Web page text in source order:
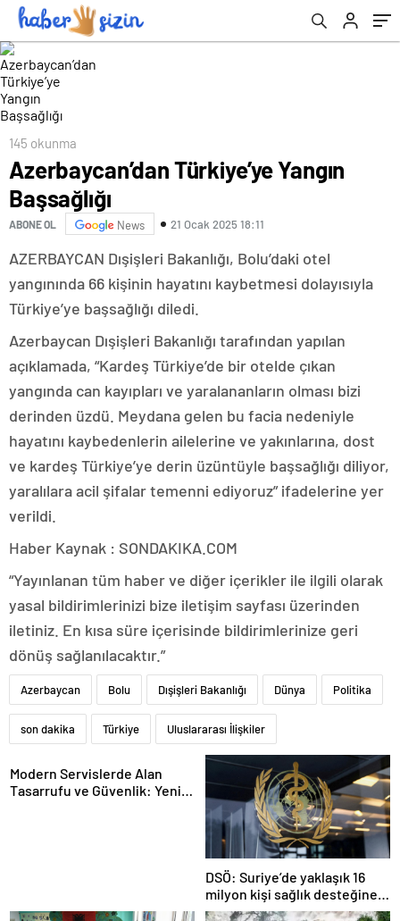
145 okunma
Azerbaycan’dan Türkiye’ye Yangın
Başsağlığı
ABONE OL News 21 Ocak 2025 18:11
AZERBAYCAN Dışişleri Bakanlığı, Bolu’daki otel
yangınında 66 kişinin hayatını kaybetmesi dolayısıyla
Türkiye’ye başsağlığı diledi.
Azerbaycan Dışişleri Bakanlığı tarafından yapılan
açıklamada, “Kardeş Türkiye’de bir otelde çıkan
yangında can kayıpları ve yaralananların olması bizi
derinden üzdü. Meydana gelen bu facia nedeniyle
hayatını kaybedenlerin ailelerine ve yakınlarına, dost
ve kardeş Türkiye’ye derin üzüntüyle başsağlığı diliyor,
yaralılara acil şifalar temenni ediyoruz” ifadelerine yer
verildi.
Haber Kaynak : SONDAKIKA.COM
“Yayınlanan tüm haber ve diğer içerikler ile ilgili olarak
yasal bildirimlerinizi bize iletişim sayfası üzerinden
iletiniz. En kısa süre içerisinde bildirimlerinize geri
dönüş sağlanılacaktır.”
Azerbaycan Bolu Dışişleri Bakanlığı Dünya Politika
son dakika Türkiye Uluslararası İlişkiler
Modern Servislerde Alan
Tasarrufu ve Güvenlik: Yeni
DSÖ: Suriye’de yaklaşık 16
milyon kişi sağlık desteğine
ihtiyaç duyuyor